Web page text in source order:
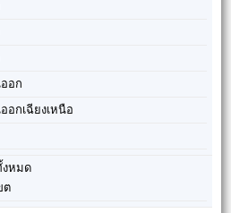
อก
อกเฉียงเหนือ
งหมด
ต